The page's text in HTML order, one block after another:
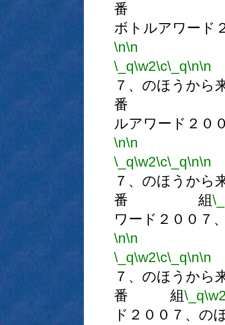
番
ボトルアワード
\n\n
\_q\w2\c\_q\n\n
７、のほうから
番
ルアワード２０
\n\n
\_q\w2\c\_q\n\n
７、のほうから
番 組
ワード２００７
\n\n
\_q\w2\c\_q\n\n
７、のほうから
番 組\_q
ド２００７、の